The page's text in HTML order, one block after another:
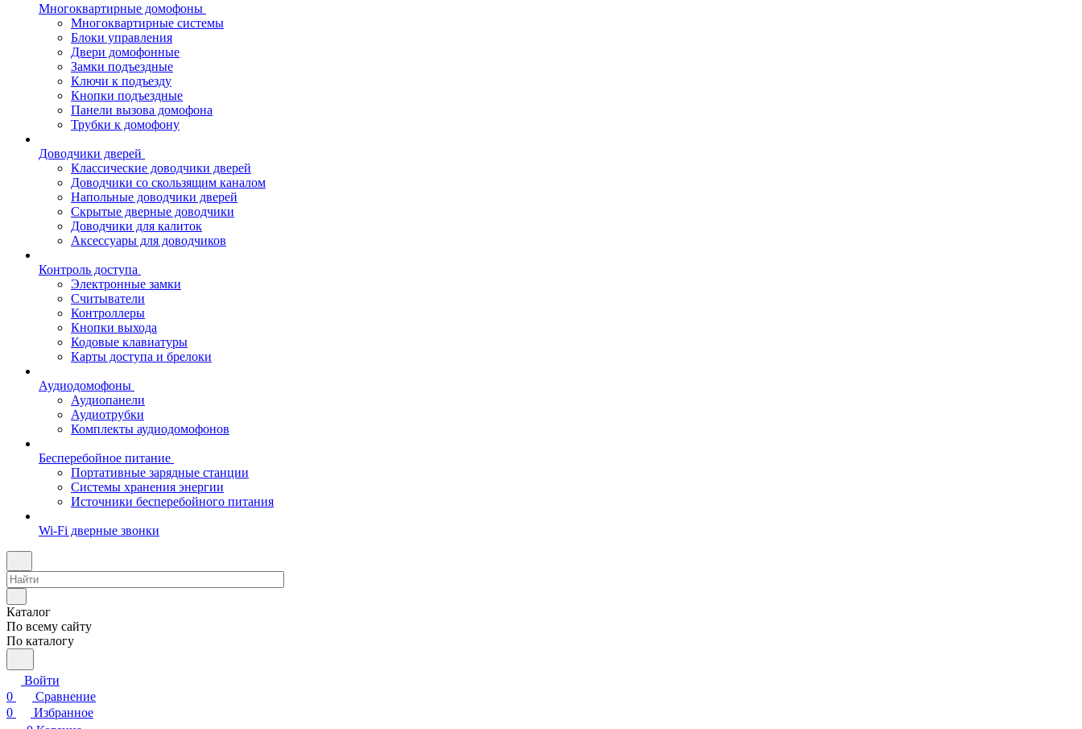
Многоквартирные домофоны
Многоквартирные системы
Блоки управления
Двери домофонные
Замки подъездные
Ключи к подъезду
Кнопки подъездные
Панели вызова домофона
Трубки к домофону
Доводчики дверей
Классические доводчики дверей
Доводчики со скользящим каналом
Напольные доводчики дверей
Скрытые дверные доводчики
Доводчики для калиток
Аксессуары для доводчиков
Контроль доступа
Электронные замки
Считыватели
Контроллеры
Кнопки выхода
Кодовые клавиатуры
Карты доступа и брелоки
Аудиодомофоны
Аудиопанели
Аудиотрубки
Комплекты аудиодомофонов
Бесперебойное питание
Портативные зарядные станции
Системы хранения энергии
Источники бесперебойного питания
Wi-Fi дверные звонки
Каталог
По всему сайту
По каталогу
Войти
0
Сравнение
0
Избранное